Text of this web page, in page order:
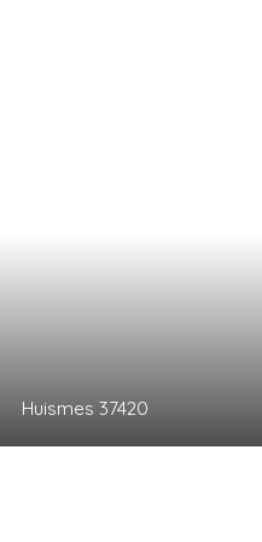
Huismes 37420